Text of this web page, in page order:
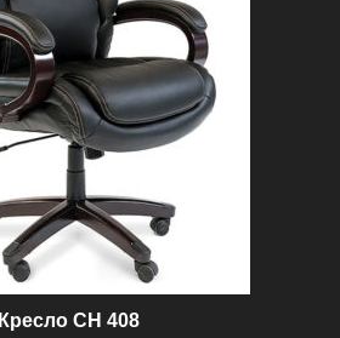
Кресло CH 408